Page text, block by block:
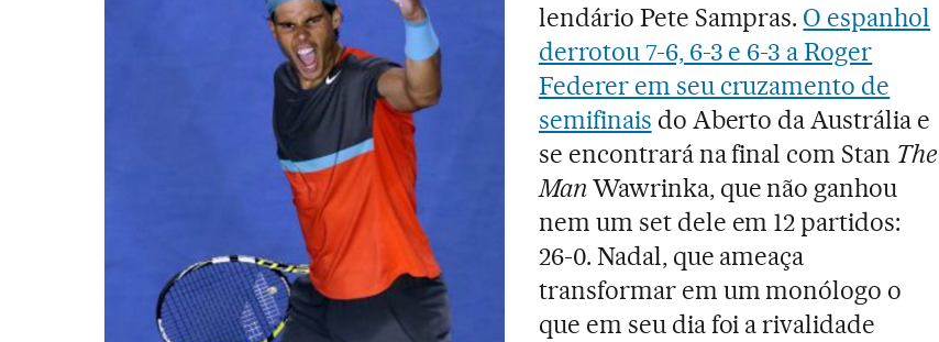
lendário Pete Sampras. O espanhol
derrotou 7-6, 6-3 e 6-3 a Roger
Federer em seu cruzamento de
semifinais do Aberto da Austrália e
se encontrará na final com Stan The
ManWawrinka, que não ganhou
nem um set dele em 12 partidos:
26-0. Nadal, que ameaça
transformar em um monólogo o
que em seu dia foi a rivalidade